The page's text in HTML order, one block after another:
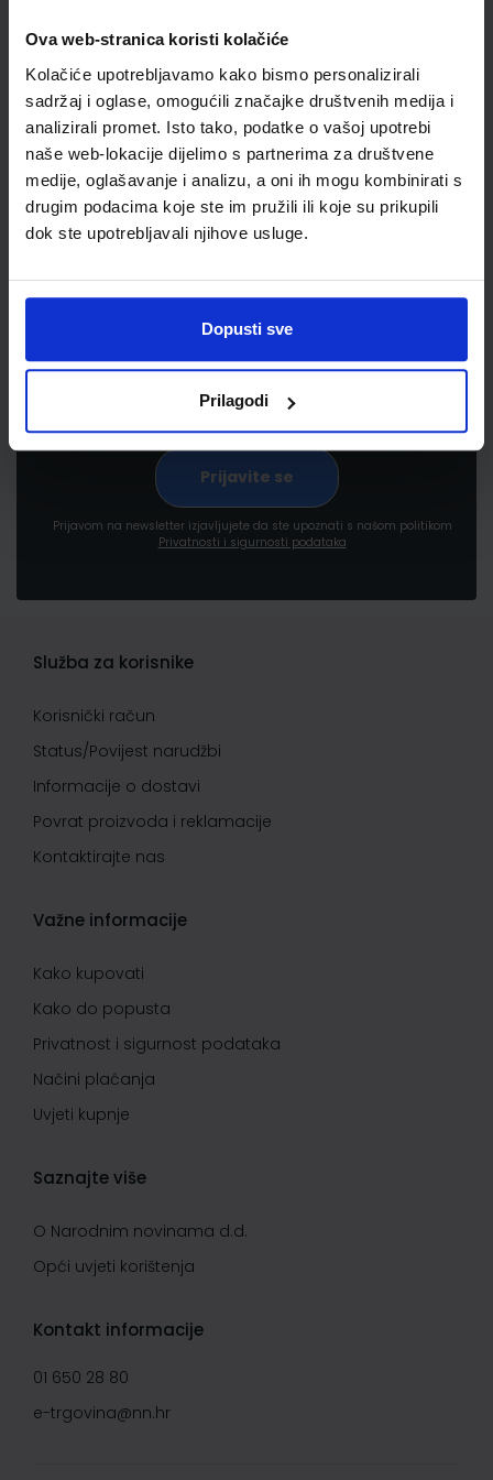
Ova web-stranica koristi kolačiće
Kolačiće upotrebljavamo kako bismo personalizirali
sadržaj i oglase, omogućili značajke društvenih medija i
analizirali promet. Isto tako, podatke o vašoj upotrebi
naše web-lokacije dijelimo s partnerima za društvene
medije, oglašavanje i analizu, a oni ih mogu kombinirati s
drugim podacima koje ste im pružili ili koje su prikupili
dok ste upotrebljavali njihove usluge.
Dopusti sve
Prilagodi
Newsletter prijava
pogodnostima
Prijavom na newsletter izjavljujete da ste upoznati s našom politikom
Privatnosti i sigurnosti podataka
Služba za korisnike
Korisnički račun
Status/Povijest narudžbi
Informacije o dostavi
Povrat proizvoda i reklamacije
Kontaktirajte nas
Važne informacije
Kako kupovati
Kako do popusta
Privatnost i sigurnost podataka
Načini plaćanja
Uvjeti kupnje
Saznajte više
O Narodnim novinama d.d.
Opći uvjeti korištenja
Kontakt informacije
01 650 28 80
e-trgovina@nn.hr